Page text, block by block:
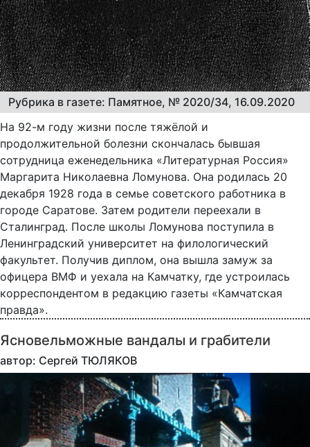
Рубрика в газете: Памятное, № 2020/34, 16.09.2020
На 92-м году жизни после тяжёлой и
продолжительной болезни скончалась бывшая
сотрудница еженедельника «Литературная Россия»
Маргарита Николаевна Ломунова. Она родилась 20
декабря 1928 года в семье советского работника в
городе Саратове. Затем родители переехали в
Сталинград. После школы Ломунова поступила в
Ленинградский университет на филологический
факультет. Получив диплом, она вышла замуж за
офицера ВМФ и уехала на Камчатку, где устроилась
корреспондентом в редакцию газеты «Камчатская
правда».
Ясновельможные вандалы и грабители
автор: Сергей ТЮЛЯКОВ